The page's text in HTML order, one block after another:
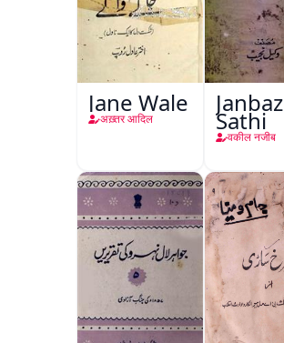
Jane Wale
अख़्तर आदिल
Janbaz
Sathi
वकील नजीब